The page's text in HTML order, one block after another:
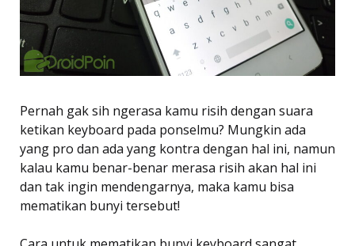
Pernah gak sih ngerasa kamu risih dengan suara
ketikan keyboard pada ponselmu? Mungkin ada
yang pro dan ada yang kontra dengan hal ini, namun
kalau kamu benar-benar merasa risih akan hal ini
dan tak ingin mendengarnya, maka kamu bisa
mematikan bunyi tersebut!